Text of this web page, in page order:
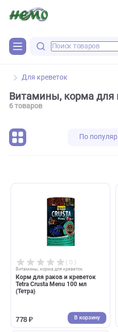
Витамины, корма
Tetra Crusta Menu 100 мл
(Тетра)